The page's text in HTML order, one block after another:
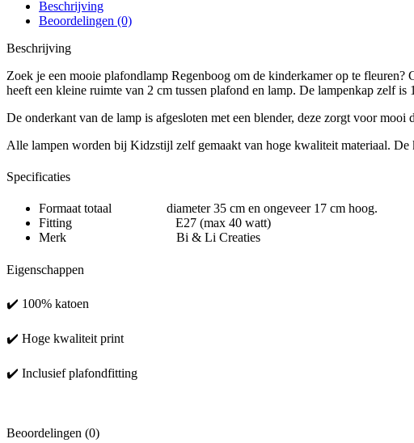
Beschrijving
Beoordelingen (0)
Beschrijving
Zoek je een mooie plafondlamp Regenboog om de kinderkamer op te
heeft een kleine ruimte van 2 cm tussen plafond en lamp. De lampenkap zelf
De onderkant van de lamp is afgesloten met een blender, deze zorgt voor
Alle lampen worden bij Kidzstijl zelf gemaakt van hoge kwaliteit materiaal.
Specificaties
Formaat totaal diameter 35 cm en ongeveer 17 cm hoog.
Fitting E27 (max 40 watt)
Merk Bi & Li Creaties
Eigenschappen
✔️ 100% katoen
✔️ Hoge kwaliteit print
✔️ Inclusief plafondfitting
Beoordelingen (0)